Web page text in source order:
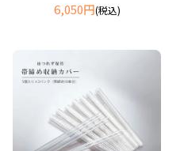
6,050円(税込)